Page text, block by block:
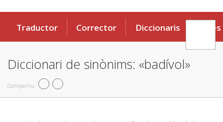
Traductor Corrector Diccionaris Eines
Diccionari de sinònims: «badívol»
Compartiu